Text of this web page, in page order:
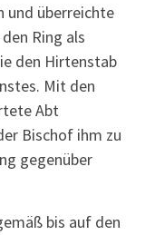
und überreichte
Ring als
den Hirtenstab
Mit den
Abt
Bischof ihm zu
gegenüber
bis auf den